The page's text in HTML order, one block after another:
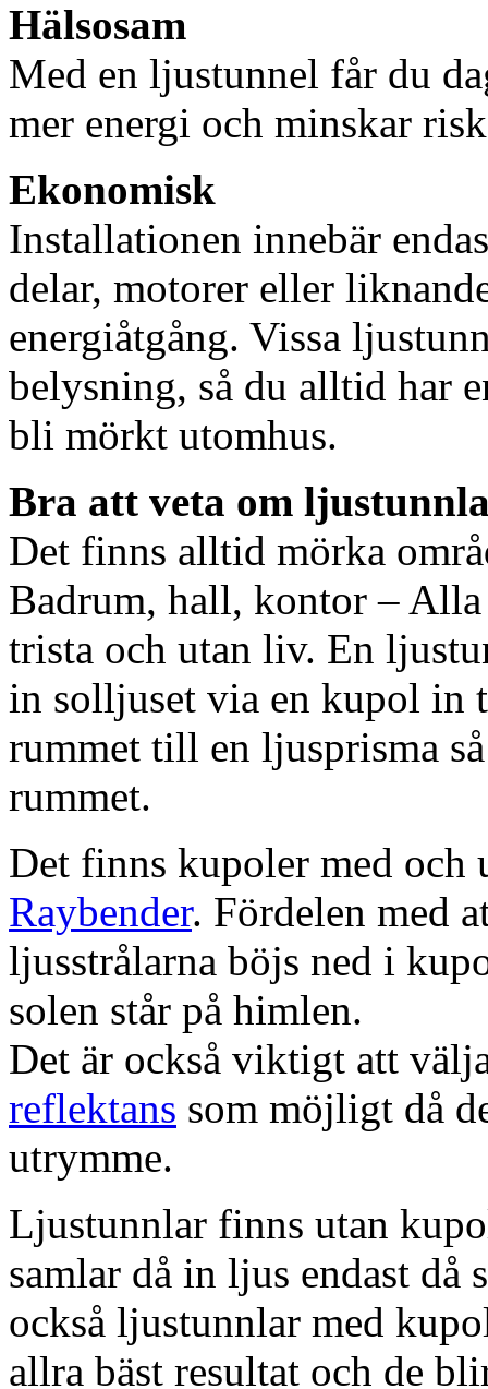
Hälsosam
Med en ljustunnel får du
mer energi och minskar
Ekonomisk
Installationen innebär
delar, motorer eller
energiåtgång. Vissa
belysning, så du alltid har
bli mörkt utomhus.
Bra att veta om
Det finns alltid mörka
Badrum, hall, kontor – Alla
trista och utan liv. En
in solljuset via en kupol in
rummet till en ljusprisma
rummet.
Det finns kupoler med och
Raybender. Fördelen med
ljusstrålarna böjs ned i
solen står på himlen.
Det är också viktigt att
reflektans som möjligt då
utrymme.
Ljustunnlar finns utan
samlar då in ljus endast då
också ljustunnlar med
allra bäst resultat och de